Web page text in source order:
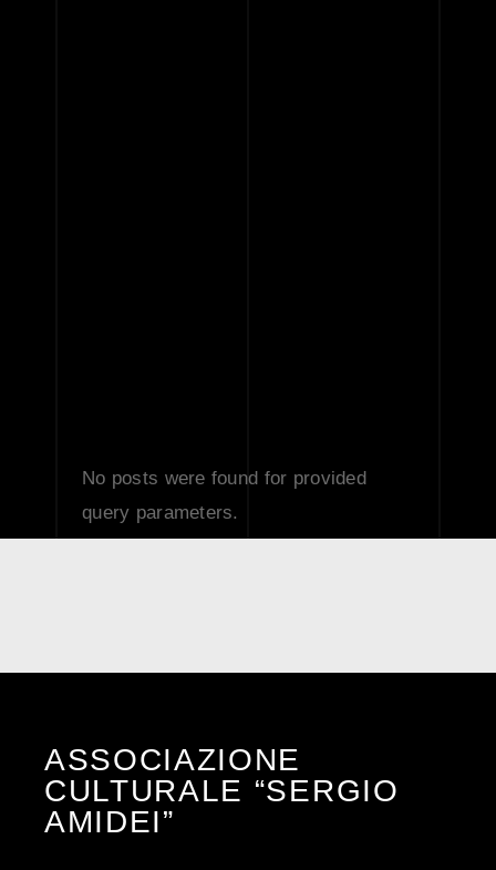
No posts were found for provided
query parameters.
ASSOCIAZIONE
CULTURALE “SERGIO
AMIDEI”